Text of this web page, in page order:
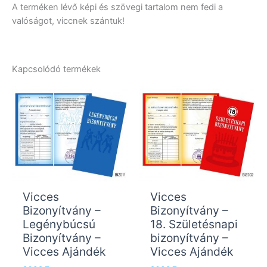
A terméken lévő képi és szövegi tartalom nem fedi a
valóságot, viccnek szántuk!
Kapcsolódó termékek
Vicces
Bizonyítvány –
Legénybúcsú
Bizonyítvány –
Vicces Ajándék
Vicces
Bizonyítvány –
18. Születésnapi
bizonyítvány –
Vicces Ajándék